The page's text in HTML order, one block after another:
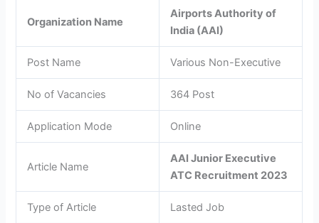
Organization Name
Airports Authority of
India (AAI)
Post Name Various Non-Executive
No of Vacancies 364 Post
Application Mode Online
Article Name
AAI Junior Executive
ATC Recruitment 2023
Type of Article Lasted Job